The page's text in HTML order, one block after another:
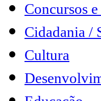
Concursos
Cidadania /
Cultura